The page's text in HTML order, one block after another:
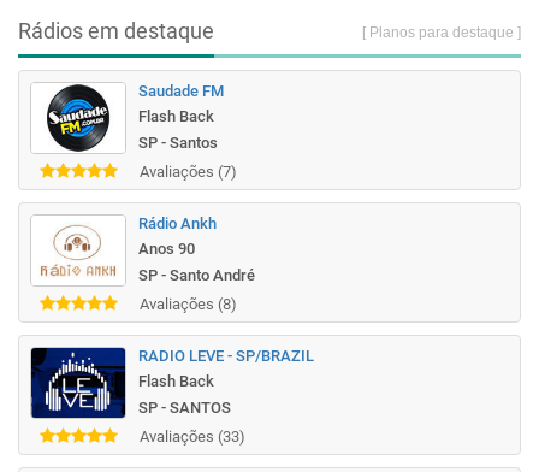
Rádios em destaque [ Planos para destaque ]
Saudade FM
Flash Back
SP - Santos
Avaliações (7)
Rádio Ankh
Anos 90
SP - Santo André
Avaliações (8)
RADIO LEVE - SP/BRAZIL
Flash Back
SP - SANTOS
Avaliações (33)